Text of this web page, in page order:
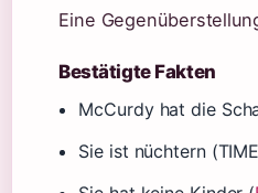
Eine
Bestätigte Fakten
McCurdy hat die
Sie ist nüchtern